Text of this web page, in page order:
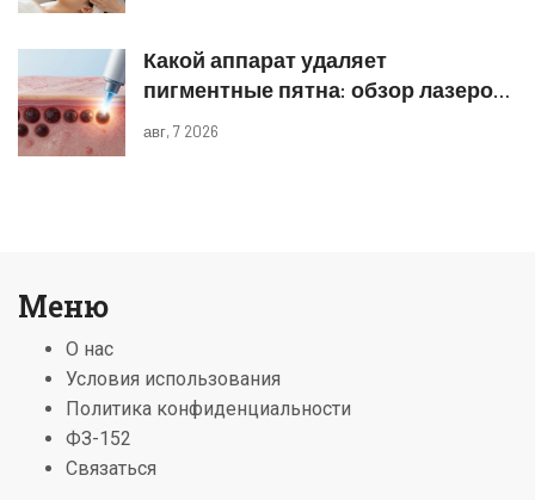
Какой аппарат удаляет
пигментные пятна: обзор лазеров
и IPL
авг, 7 2026
Меню
О нас
Условия использования
Политика конфиденциальности
ФЗ-152
Связаться